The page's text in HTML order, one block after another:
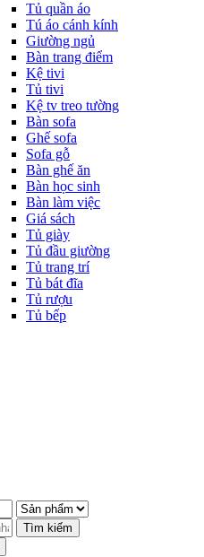
Tủ quần áo
Tú áo cánh kính
Giường ngủ
Bàn trang điểm
Kệ tivi
Tủ tivi
Kệ tv treo tường
Bàn sofa
Ghế sofa
Sofa gỗ
Bàn ghế ăn
Bàn học sinh
Bàn làm việc
Giá sách
Tủ giày
Tủ đầu giường
Tủ trang trí
Tủ bát đĩa
Tủ rượu
Tủ bếp
Tìm kiếm